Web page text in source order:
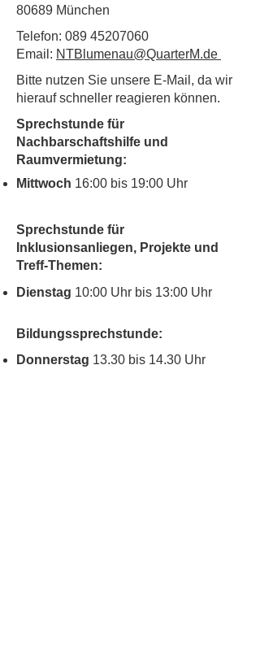
80689 München
Telefon: 089 45207060
Email: NTBlumenau@QuarterM.de
Bitte nutzen Sie unsere E-Mail, da wir
hierauf schneller reagieren können.
Sprechstunde für
Nachbarschaftshilfe und
Raumvermietung:
Mittwoch 16:00 bis 19:00 Uhr
Sprechstunde für
Inklusionsanliegen, Projekte und
Treff-Themen:
Dienstag 10:00 Uhr bis 13:00 Uhr
Bildungssprechstunde:
Donnerstag 13.30 bis 14.30 Uhr